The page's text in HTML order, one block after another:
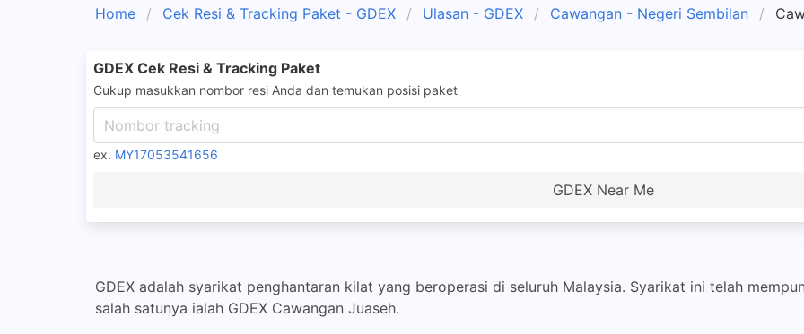
Home Cek Resi & Tracking Paket - GDEX Ulasan - GDEX Cawangan - Negeri Sembilan
GDEX Cek Resi & Tracking Paket
Cukup masukkan nombor resi Anda dan temukan posisi paket
ex. MY17053541656
GDEX Near Me
GDEX adalah syarikat penghantaran kilat yang beroperasi di seluruh Malaysia. Syarikat ini telah
salah satunya ialah GDEX Cawangan Juaseh.